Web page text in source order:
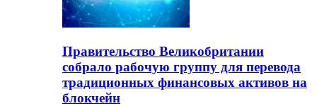
Правительство Великобритании
собрало рабочую группу для перевода
традиционных финансовых активов на
блокчейн